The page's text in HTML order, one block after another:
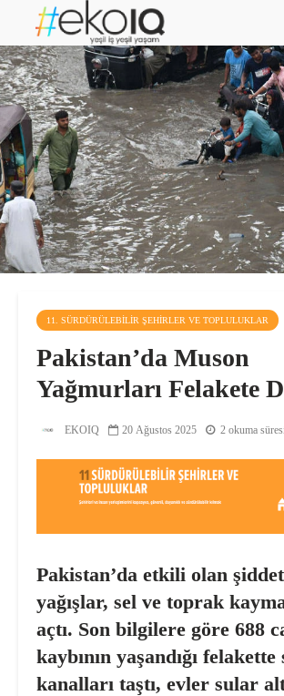
11. SÜRDÜRÜLEBILIR ŞEHIRLER VE TOPLULUKLAR
Pakistan’da Muson
Yağmurları Felakete
EKOIQ 20 Ağustos 2025 2 okuma
Pakistan’da etkili olan
yağışlar, sel ve toprak
açtı. Son bilgilere göre 688
kaybının yaşandığı felakette
kanalları taştı, evler sular